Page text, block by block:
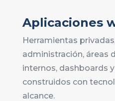
Aplicaciones
Herramientas
administración, áreas
internos, dashboards
construidos con
alcance.